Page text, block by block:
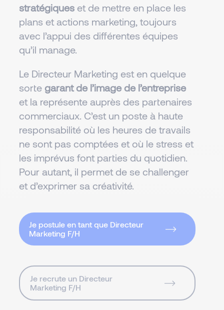
stratégiqueset de mettre en place les
plans et actions marketing, toujours
avec l’appui des différentes équipes
qu’il manage.
Le Directeur Marketing est en quelque
sorte garant de l’image de l’entreprise
et la représente auprès des partenaires
commerciaux. C’est un poste à haute
responsabilité où les heures de travails
ne sont pas comptées et où le stress et
les imprévus font parties du quotidien.
Pour autant, il permet de se challenger
et d’exprimer sa créativité.
Je postule en tant que Directeur
Marketing F/H
Je recrute un Directeur
Marketing F/H